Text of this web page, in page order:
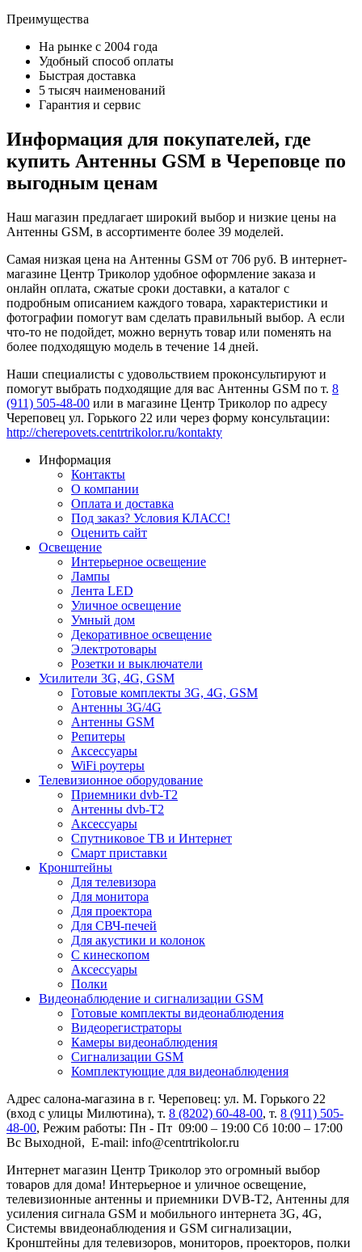
Преимущества
На рынке с 2004 года
Удобный способ оплаты
Быстрая доставка
5 тысяч наименований
Гарантия и сервис
Информация для покупателей, где
купить Антенны GSM в Череповце по
выгодным ценам
Наш магазин предлагает широкий выбор и низкие цены на
Антенны GSM, в ассортименте более 39 моделей.
Самая низкая цена на Антенны GSM от 706 руб. В интернет-
магазине Центр Триколор удобное оформление заказа и
онлайн оплата, сжатые сроки доставки, а каталог с
подробным описанием каждого товара, характеристики и
фотографии помогут вам сделать правильный выбор. А если
что-то не подойдет, можно вернуть товар или поменять на
более подходящую модель в течение 14 дней.
Наши специалисты с удовольствием проконсультируют и
помогут выбрать подходящие для вас Антенны GSM по т. 8
(911) 505-48-00 или в магазине Центр Триколор по адресу
Череповец ул. Горького 22 или через форму консультации:
http://cherepovets.centrtrikolor.ru/kontakty
Информация
Контакты
О компании
Оплата и доставка
Под заказ? Условия КЛАСС!
Оценить сайт
Освещение
Интерьерное освещение
Лампы
Лента LED
Уличное освещение
Умный дом
Декоративное освещение
Электротовары
Розетки и выключатели
Усилители 3G, 4G, GSM
Готовые комплекты 3G, 4G, GSM
Антенны 3G/4G
Антенны GSM
Репитеры
Аксессуары
WiFi роутеры
Телевизионное оборудование
Приемники dvb-T2
Антенны dvb-T2
Аксессуары
Спутниковое ТВ и Интернет
Смарт приставки
Кронштейны
Для телевизора
Для монитора
Для проектора
Для СВЧ-печей
Для акустики и колонок
С кинескопом
Аксессуары
Полки
Видеонаблюдение и сигнализации GSM
Готовые комплекты видеонаблюдения
Видеорегистраторы
Камеры видеонаблюдения
Сигнализации GSM
Комплектующие для видеонаблюдения
Адрес салона-магазина в г. Череповец: ул. М. Горького 22
(вход с улицы Милютина), т. 8 (8202) 60-48-00, т. 8 (911) 505-
48-00, Режим работы: Пн - Пт 09:00 – 19:00 Сб 10:00 – 17:00
Вс Выходной, E-mail: info@centrtrikolor.ru
Интернет магазин Центр Триколор это огромный выбор
товаров для дома! Интерьерное и уличное освещение,
телевизионные антенны и приемники DVB-T2, Антенны для
усиления сигнала GSM и мобильного интернета 3G, 4G,
Системы ввидеонаблюдения и GSM сигнализации,
Кронштейны для телевизоров, мониторов, проекторов, полки